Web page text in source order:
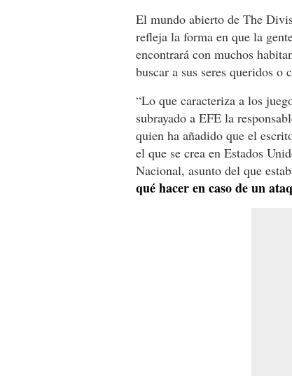
El mundo abierto de The
refleja la forma en que la
encontrará con muchos
buscar a sus seres queridos o
“Lo que caracteriza a los
subrayado a EFE la
quien ha añadido que el
el que se crea en Estados
Nacional, asunto del que
qué hacer en caso de un